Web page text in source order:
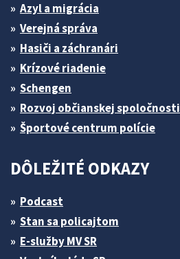
Azyl a migrácia
Verejná správa
Hasiči a záchranári
Krízové riadenie
Schengen
Rozvoj občianskej spoločnosti
Športové centrum polície
DÔLEŽITÉ ODKAZY
Podcast
Stan sa policajtom
E-služby MV SR